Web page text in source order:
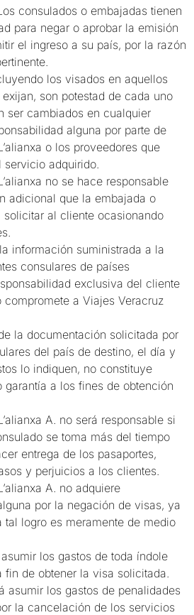
consulados o embajadas tienen
para negar o aprobar la emisión
el ingreso a su país, por la razón
los visados en aquellos
son potestad de cada uno
ser cambiados en cualquier
alguna por parte de
o los proveedores que
servicio adquirido.
no se hace responsable
adicional que la embajada o
solicitar al cliente ocasionando
información suministrada a la
consulares de países
exclusiva del cliente
a Viajes Veracruz
la documentación solicitada por
del país de destino, el día y
lo indiquen, no constituye
garantía a los fines de obtención
A. no será responsable si
se toma más del tiempo
entrega de los pasaportes,
y perjuicios a los clientes.
A. no adquiere
por la negación de visas, ya
tal logro es meramente de medio
los gastos de toda índole
fin de obtener la visa solicitada.
asumir los gastos de penalidades
la cancelación de los servicios